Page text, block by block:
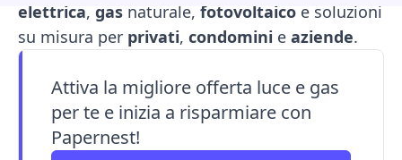
elettrica, gas naturale, fotovoltaico e soluzioni
su misura per privati, condomini e aziende.
Attiva la migliore offerta luce e gas
per te e inizia a risparmiare con
Papernest!